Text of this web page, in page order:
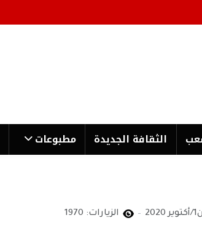
الثقافة الجدیدة مطبوعات
الزيارات: 1970